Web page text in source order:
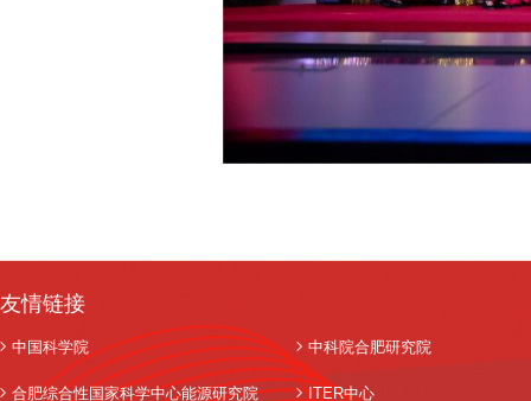
友情链接
中国科学院 中科院合肥研究院
合肥综合性国家科学中心能源研究院 ITER中心